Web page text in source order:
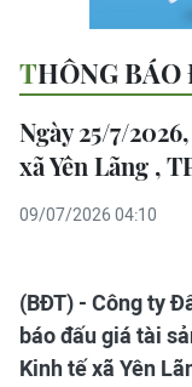
THÔNG
Ngày 25/7/
xã Yên Lãng ,
09/07/2026 04:10
(BĐT) - Công ty
báo đấu giá tài
Kinh tế xã Yên